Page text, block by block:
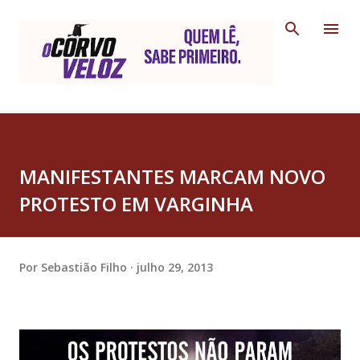
MANIFESTANTES MARCAM NOVO
PROTESTO EM VARGINHA
Por Sebastião Filho julho 29, 2013